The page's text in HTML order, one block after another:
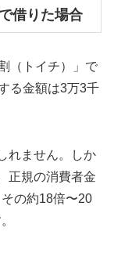
借りた場合
（トイチ）」で
る金額は3万3千
れません。しか
正規の消費者金
の約18倍〜20